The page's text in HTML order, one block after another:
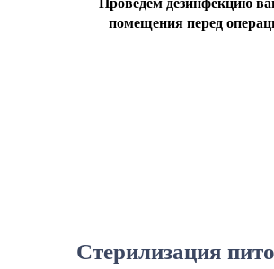
помещения перед
Стерилизация